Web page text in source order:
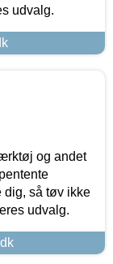
udvalg.
og andet
så tøv ikke
udvalg.